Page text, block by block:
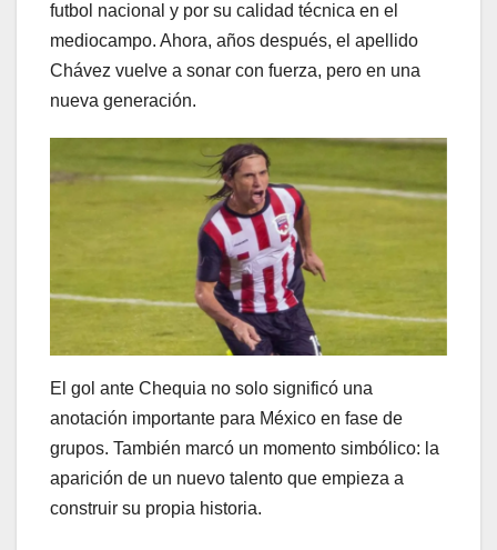
futbol nacional y por su calidad técnica en el
mediocampo. Ahora, años después, el apellido
Chávez vuelve a sonar con fuerza, pero en una
nueva generación.
El gol ante Chequia no solo significó una
anotación importante para México en fase de
grupos. También marcó un momento simbólico: la
aparición de un nuevo talento que empieza a
construir su propia historia.